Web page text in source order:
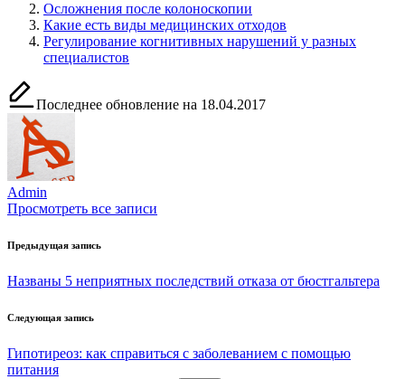
Осложнения после колоноскопии
Какие есть виды медицинских отходов
Регулирование когнитивных нарушений у разных
специалистов
Последнее обновление на 18.04.2017
Admin
Просмотреть все записи
Навигация
по
Предыдущая запись
Названы 5 неприятных последствий отказа от бюстгальтера
Следующая запись
Гипотиреоз: как справиться с заболеванием с помощью
питания